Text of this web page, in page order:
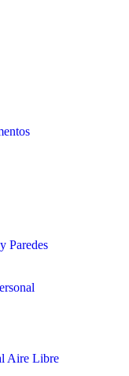
Paredes
Aire Libre